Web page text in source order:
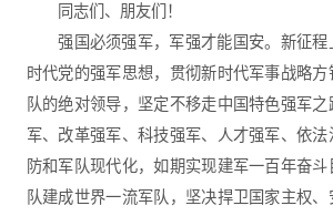
同志们、朋友们！
强国必须强军，军强才能国安。新征程
时代党的强军思想，贯彻新时代军事战略
队的绝对领导，坚定不移走中国特色强军
军、改革强军、科技强军、人才强军、依法
防和军队现代化，如期实现建军一百年奋
队建成世界一流军队，坚决捍卫国家主权